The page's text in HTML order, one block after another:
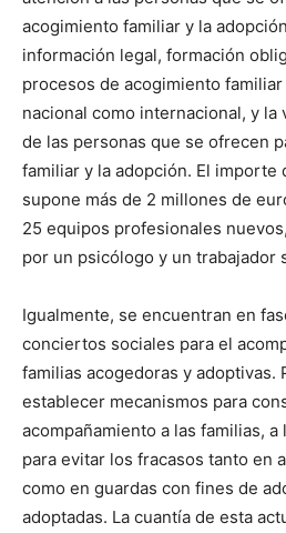
acogimiento familiar y la
información legal, formación
procesos de acogimiento
nacional como internacional, y la
de las personas que se ofrecen
familiar y la adopción. El importe
supone más de 2 millones de
25 equipos profesionales
por un psicólogo y un trabajador
Igualmente, se encuentran en
conciertos sociales para el
familias acogedoras y adoptivas.
establecer mecanismos para
acompañamiento a las familias,
para evitar los fracasos tanto en
como en guardas con fines de
adoptadas. La cuantía de esta